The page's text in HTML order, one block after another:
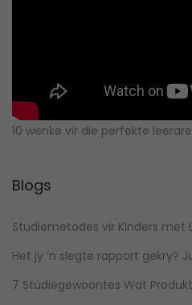
10 wenke vir die perfekte
Blogs
Studiemetodes vir Kinders met
Het jy ‘n slegte rapport gekry?
7 Studiegewoontes Wat